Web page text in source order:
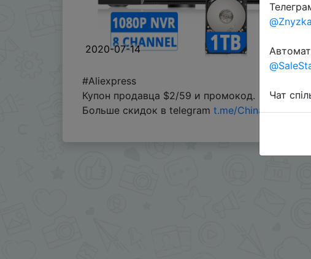
2020-07-14
#Aliexpress
Купон продавца $2/59 и промокод.
Больше скидок в telegram t.me/ChinaGoodBuy
Чат